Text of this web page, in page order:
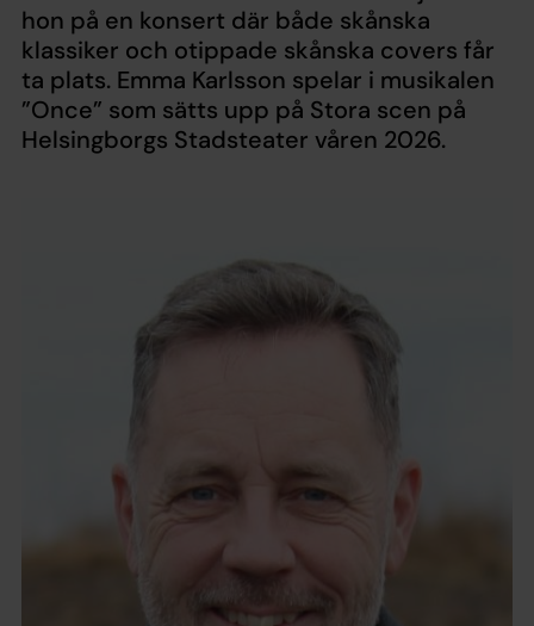
hon på en konsert där både skånska
klassiker och otippade skånska covers får
ta plats. Emma Karlsson spelar i musikalen
”Once” som sätts upp på Stora scen på
Helsingborgs Stadsteater våren 2026.